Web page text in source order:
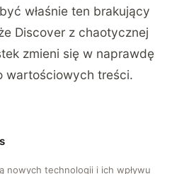
właśnie ten brakujący
Discover z chaotycznej
zmieni się w naprawdę
wartościowych treści.
nowych technologii i ich wpływu